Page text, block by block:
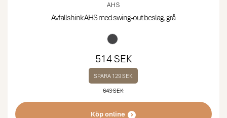
514 SEK
SPARA 129 SEK
643 SEK
AHS
Avfallshink AHS med swing-out beslag, grå
Köp online